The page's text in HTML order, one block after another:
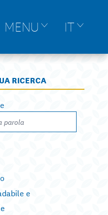
MENU IT
RICERCA
e